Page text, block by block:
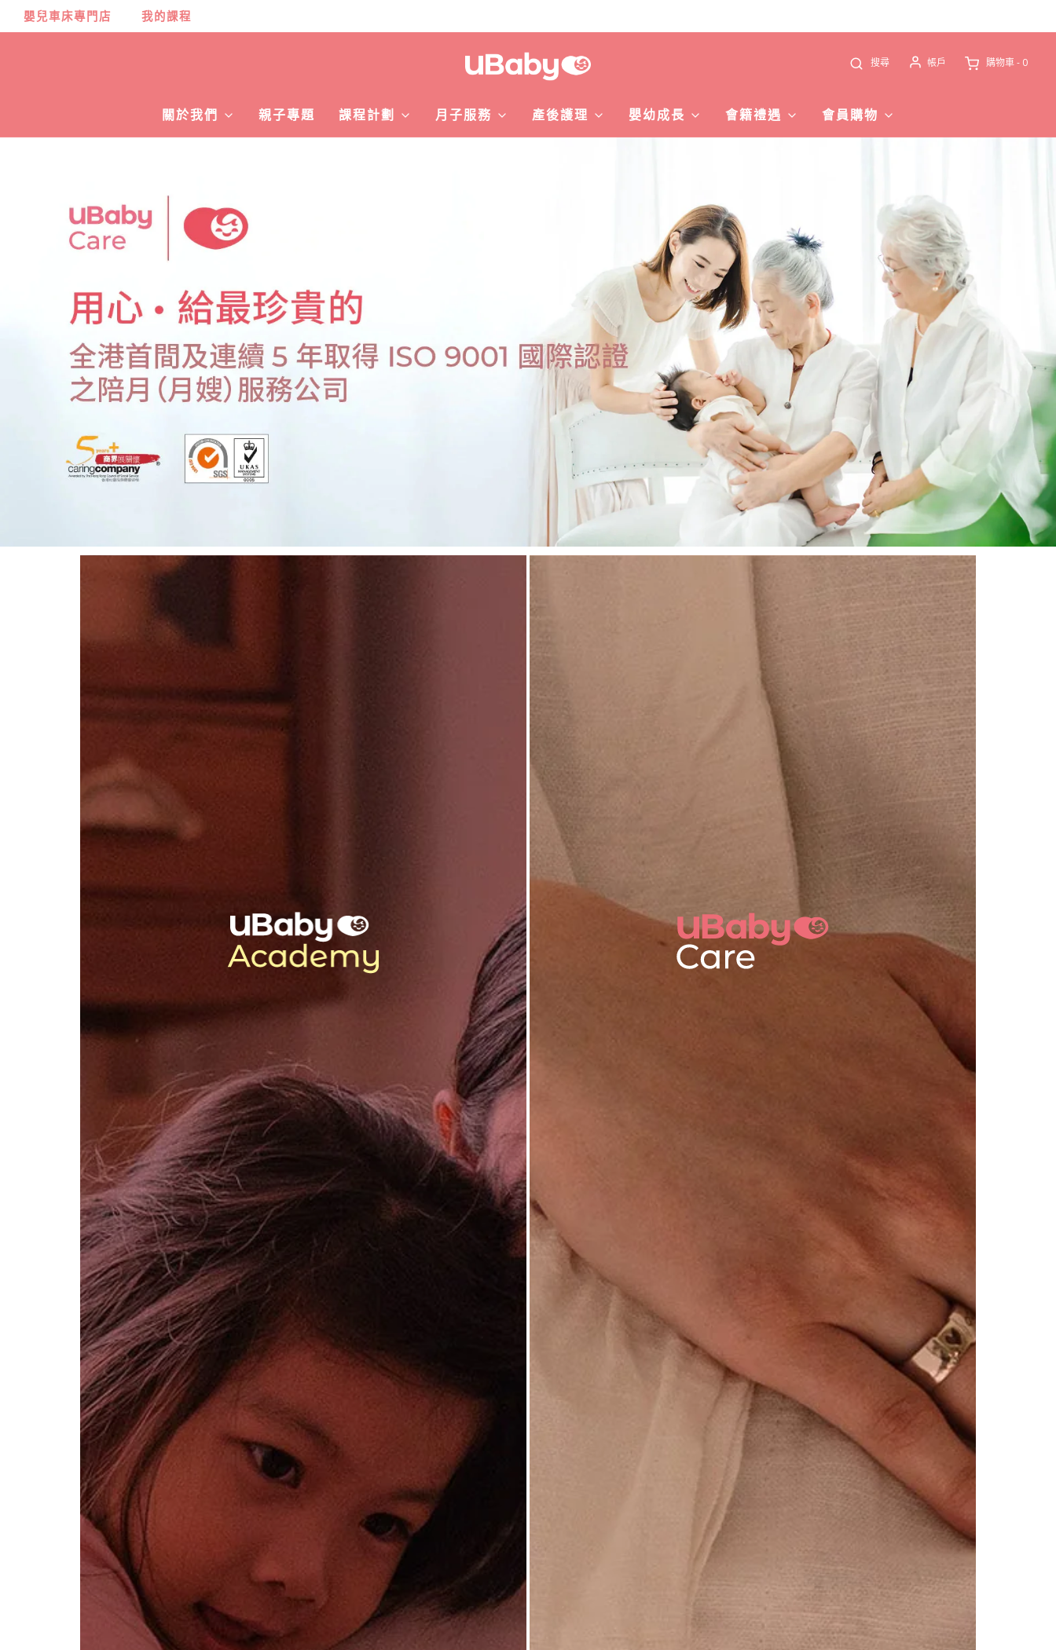
嬰兒車床專門店 我的課程
搜尋 帳戶 購物車 - 0
關於我們 親子專題 課程計劃 月子服務 產後護理 嬰幼成長 會籍禮遇 會員購物